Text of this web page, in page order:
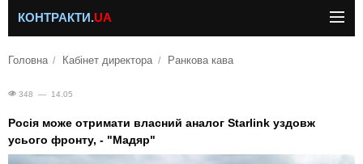
КОНТРАКТИ.UA
Головна Кабінет директора Ранкова кава
348 — 14.05
Росія може отримати власний аналог Starlink уздовж
усього фронту, - "Мадяр"